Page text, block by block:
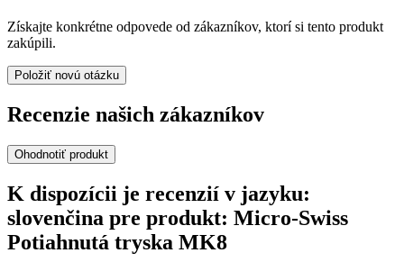
Získajte konkrétne odpovede od zákazníkov, ktorí si tento produkt
zakúpili.
Položiť novú otázku
Recenzie našich zákazníkov
Ohodnotiť produkt
K dispozícii je recenzií v jazyku:
slovenčina pre produkt: Micro-Swiss
Potiahnutá tryska MK8